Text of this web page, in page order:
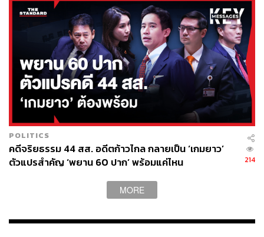
POLITICS
คดีจริยธรรม 44 สส. อดีตก้าวไกล กลายเป็น ‘เกมยาว’
ตัวแปรสำคัญ ‘พยาน 60 ปาก’ พร้อมแค่ไหน
214
MORE